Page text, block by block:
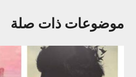
موضوعات ذات صلة